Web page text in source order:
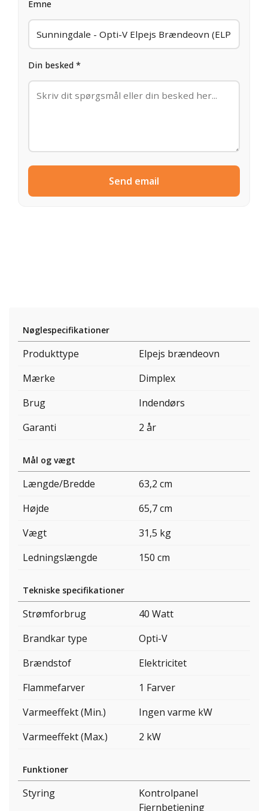
Emne
Din besked *
Send email
Nøglespecifikationer
Produkttype
Elpejs brændeovn
Mærke
Dimplex
Brug
Indendørs
Garanti
2 år
Mål og vægt
Længde/Bredde
63,2 cm
Højde
65,7 cm
Vægt
31,5 kg
Ledningslængde
150 cm
Tekniske specifikationer
Strømforbrug
40 Watt
Brandkar type
Opti-V
Brændstof
Elektricitet
Flammefarver
1 Farver
Varmeeffekt (Min.)
Ingen varme kW
Varmeeffekt (Max.)
2 kW
Funktioner
Styring
Kontrolpanel
Fjernbetjening